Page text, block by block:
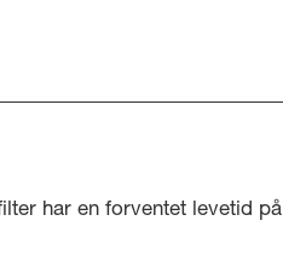
har en forventet levetid